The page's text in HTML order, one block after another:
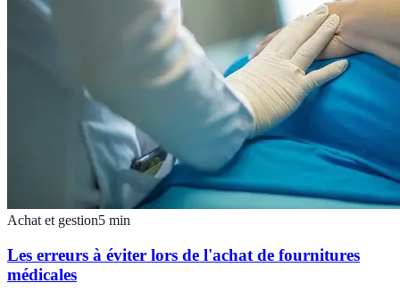
Achat et gestion5 min
Les erreurs à éviter lors de l'achat de fournitures
médicales